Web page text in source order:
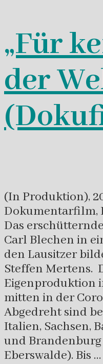
„Für
der
(In Produktion),
Dokumentarfilm,
Das
Carl Blechen in
den Lausitzer
Steffen Mertens.
Eigenproduktion
mitten in der
Abgedreht sind
Italien, Sachsen,
und
Eberswalde). Bis …